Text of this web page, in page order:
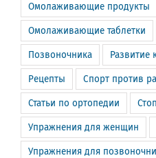
Омолаживающие продукты
Омолаживающие таблетки
Позвоночника Развитие
Рецепты Спорт против
Статьи по ортопедии Стоп
Упражнения для женщин
Упражнения для